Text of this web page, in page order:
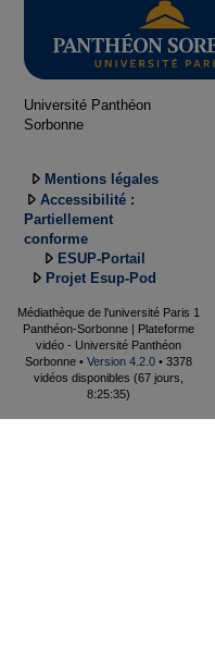
Université Panthéon
Sorbonne
Mentions légales
Accessibilité :
Partiellement
conforme
ESUP-Portail
Projet Esup-Pod
Médiathèque de l'université Paris 1
Panthéon-Sorbonne | Plateforme
vidéo - Université Panthéon
Sorbonne • Version 4.2.0 • 3378
vidéos disponibles (67 jours,
8:25:35)